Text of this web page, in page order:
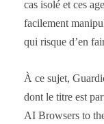
cas isolé et ces
facilement
qui risque d’en
À ce sujet,
dont le titre est
AI Browsers to